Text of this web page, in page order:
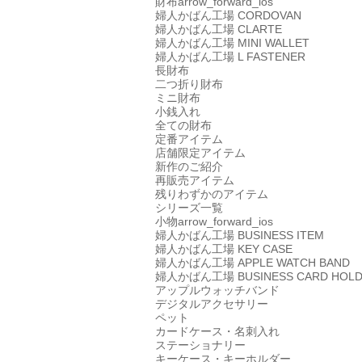
婦人かばん工場 CORDOVAN
婦人かばん工場 CLARTE
婦人かばん工場 MINI WALLET
婦人かばん工場 L FASTENER
長財布
二つ折り財布
ミニ財布
小銭入れ
全ての財布
定番アイテム
店舗限定アイテム
新作のご紹介
再販売アイテム
残りわずかのアイテム
シリーズ一覧
小物arrow_forward_ios
婦人かばん工場 BUSINESS ITEM
婦人かばん工場 KEY CASE
婦人かばん工場 APPLE WATCH BAND
婦人かばん工場 BUSINESS CARD
アップルウォッチバンド
デジタルアクセサリー
ペット
カードケース・名刺入れ
ステーショナリー
キーケース・キーホルダー